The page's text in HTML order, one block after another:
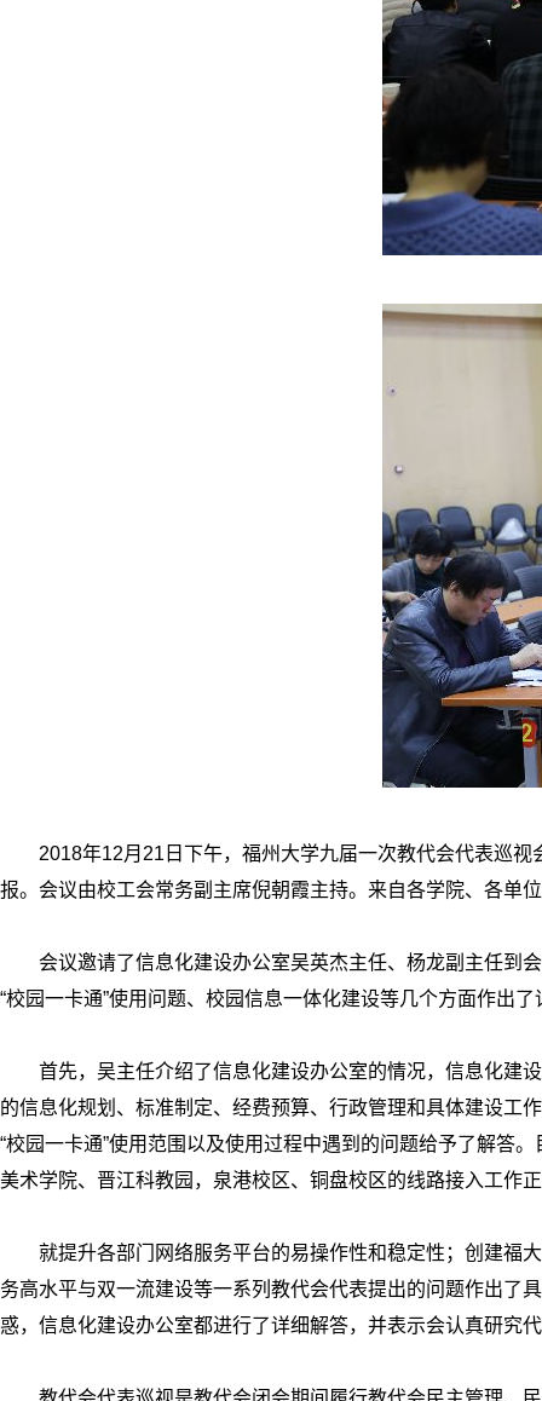
2018年12月21日下午，福州大学九届一次教代会代表巡
报。会议由校工会常务副主席倪朝霞主持。来自各学院、各单
会议邀请了信息化建设办公室吴英杰主任、杨龙副主任到
“校园一卡通”使用问题、校园信息一体化建设等几个方面作出
首先，吴主任介绍了信息化建设办公室的情况，信息化建
的信息化规划、标准制定、经费预算、行政管理和具体建设工
“校园一卡通”使用范围以及使用过程中遇到的问题给予了解答
美术学院、晋江科教园，泉港校区、铜盘校区的线路接入工作
就提升各部门网络服务平台的易操作性和稳定性；创建福
务高水平与双一流建设等一系列教代会代表提出的问题作出了
惑，信息化建设办公室都进行了详细解答，并表示会认真研究